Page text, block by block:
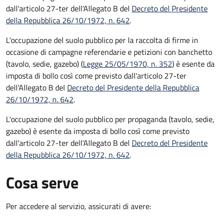
dall'articolo 27-ter dell'Allegato B del Decreto del Presidente
della Repubblica 26/10/1972, n. 642.
L'occupazione del suolo pubblico per la raccolta di firme in
occasione di campagne referendarie e petizioni con banchetto
(tavolo, sedie, gazebo) (Legge 25/05/1970, n. 352) è esente da
imposta di bollo così come previsto dall'articolo 27-ter
dell'Allegato B del Decreto del Presidente della Repubblica
26/10/1972, n. 642.
L'occupazione del suolo pubblico per propaganda (tavolo, sedie,
gazebo) è esente da imposta di bollo così come previsto
dall'articolo 27-ter dell'Allegato B del Decreto del Presidente
della Repubblica 26/10/1972, n. 642.
Cosa serve
Per accedere al servizio, assicurati di avere: